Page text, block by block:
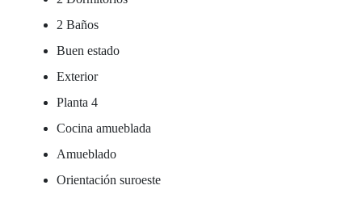
2 Baños
Buen estado
Exterior
Planta 4
Cocina amueblada
Amueblado
Orientación suroeste